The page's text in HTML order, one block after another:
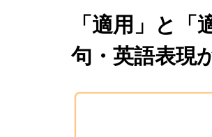
「適用」と
句・英語表現